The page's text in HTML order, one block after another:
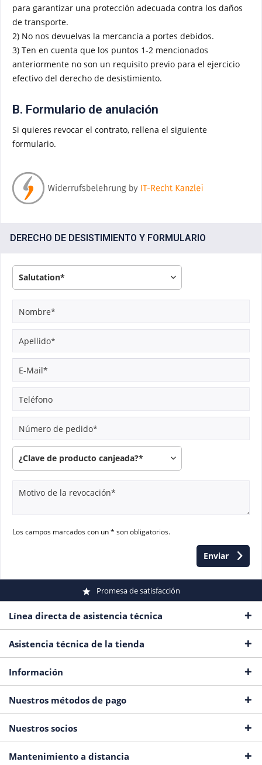
para garantizar una protección adecuada contra los daños
de transporte.
2) No nos devuelvas la mercancía a portes debidos.
3) Ten en cuenta que los puntos 1-2 mencionados
anteriormente no son un requisito previo para el ejercicio
efectivo del derecho de desistimiento.
B. Formulario de anulación
Si quieres revocar el contrato, rellena el siguiente
formulario.
DERECHO DE DESISTIMIENTO Y FORMULARIO
Los campos marcados con un * son obligatorios.
Enviar
Promesa de satisfacción
Línea directa de asistencia técnica
Asistencia técnica de la tienda
Información
Nuestros métodos de pago
Nuestros socios
Mantenimiento a distancia